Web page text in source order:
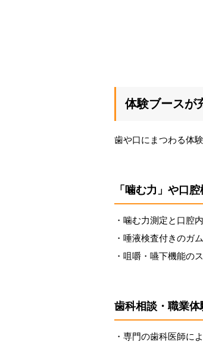
体験ブースが
歯や口にまつわる体
「噛む力」や口
・噛む力測定と口腔
・唾液検査付きのガ
・咀嚼・嚥下機能の
歯科相談・職業体
・専門の歯科医師に